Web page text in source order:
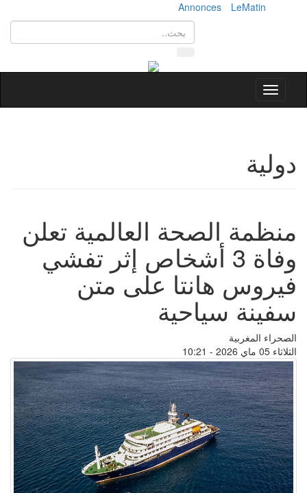
LeMatin
Annonces
Toggle
navigation
دولية
منظمة الصحة العالمية تعلن
وفاة 3 أشخاص إثر تفشي
فيروس هانتا على متن
سفينة سياحية
الصحراء المغربية
الثلاثاء 05 ماي 2026 - 10:21